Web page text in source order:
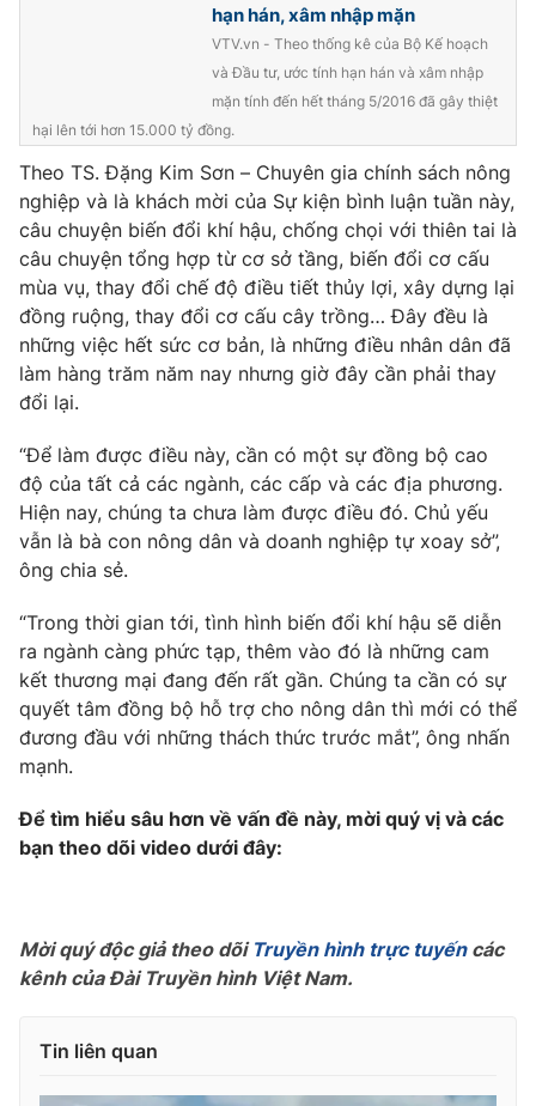
Emagazine Podcast
Photo Infographic
Video Shorts video
VTV Money VTV Thể thao
VTV Sức khoẻ
Thị trường 24h Tấm lòng Việt
VTV4
VTV9 VTV8
Liên hệ tòa soạn English
THỜI BÁO VTV
Theo dõi báo trên
Cơ quan báo chí:
Giấy phép hoạt động báo in và báo điện tử số 483/GP-BTTTT
hạn hán, xâm nhập mặn
VTV.vn - Theo thống kê của Bộ Kế hoạch
và Đầu tư, ước tính hạn hán và xâm nhập
mặn tính đến hết tháng 5/2016 đã gây thiệt
hại lên tới hơn 15.000 tỷ đồng.
Theo TS. Đặng Kim Sơn – Chuyên gia chính sách nông
nghiệp và là khách mời của Sự kiện bình luận tuần này,
câu chuyện biến đổi khí hậu, chống chọi với thiên tai là
câu chuyện tổng hợp từ cơ sở tầng, biến đổi cơ cấu
mùa vụ, thay đổi chế độ điều tiết thủy lợi, xây dựng lại
đồng ruộng, thay đổi cơ cấu cây trồng… Đây đều là
những việc hết sức cơ bản, là những điều nhân dân đã
làm hàng trăm năm nay nhưng giờ đây cần phải thay
đổi lại.
“Để làm được điều này, cần có một sự đồng bộ cao
độ của tất cả các ngành, các cấp và các địa phương.
Hiện nay, chúng ta chưa làm được điều đó. Chủ yếu
vẫn là bà con nông dân và doanh nghiệp tự xoay sở”,
ông chia sẻ.
“Trong thời gian tới, tình hình biến đổi khí hậu sẽ diễn
ra ngành càng phức tạp, thêm vào đó là những cam
kết thương mại đang đến rất gần. Chúng ta cần có sự
quyết tâm đồng bộ hỗ trợ cho nông dân thì mới có thể
đương đầu với những thách thức trước mắt”, ông nhấn
mạnh.
Để tìm hiểu sâu hơn về vấn đề này, mời quý vị và các
bạn theo dõi video dưới đây:
Mời quý độc giả theo dõi Truyền hình trực tuyếncác
kênh của Đài Truyền hình Việt Nam.
Tin liên quan